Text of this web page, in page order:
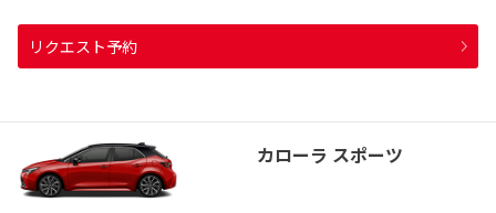
リクエスト予約
カローラ スポーツ